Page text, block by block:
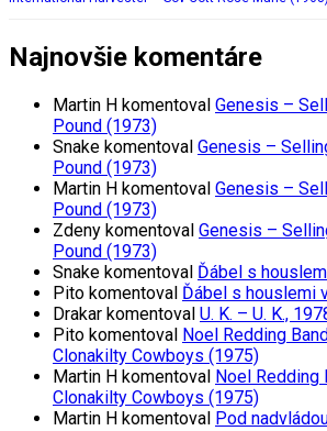
Najnovšie komentáre
Martin H komentoval Genesis –
Pound (1973)
Snake komentoval Genesis –
Pound (1973)
Martin H komentoval Genesis –
Pound (1973)
Zdeny komentoval Genesis –
Pound (1973)
Snake komentoval Ďábel s
Pito komentoval Ďábel s houslemi
Drakar komentoval U. K. – U. K.,
Pito komentoval Noel Redding
Clonakilty Cowboys (1975)
Martin H komentoval Noel Redding
Clonakilty Cowboys (1975)
Martin H komentoval Pod